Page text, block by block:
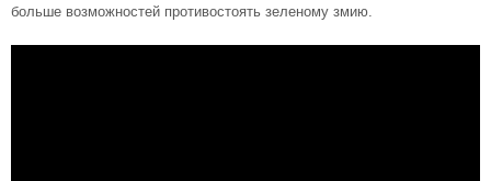
больше возможностей противостоять зеленому змию.